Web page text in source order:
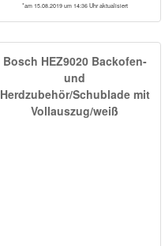
*am 15.08.2019 um 14:36 Uhr aktualisiert
Bosch HEZ9020 Backofen-
und
Herdzubehör/Schublade mit
Vollauszug/weiß